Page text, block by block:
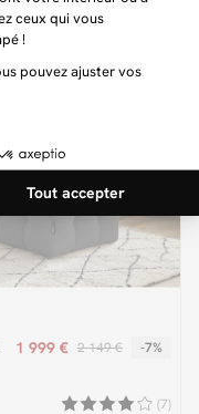
1 999 € 2 149 € -7%
(7)